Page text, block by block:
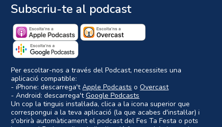
Subscriu-te al podcast
Per escoltar-nos a través del Podcast, necessites una
aplicació compatible:
- iPhone: descarrega'tApple Podcasts oOvercast
- Android: descarrega'tGoogle Podcasts
Un cop la tinguis instal·lada, clica a la icona superior que
correspongui a la teva aplicació (la que acabes d'instal·lar) i
s'obrirà automàticament el podcast del Fes Ta Festa o pots